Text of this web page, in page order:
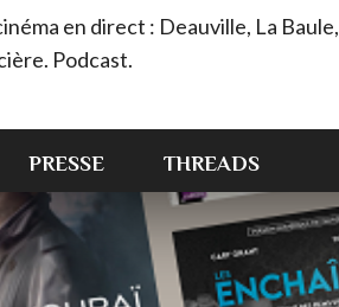
en direct : Deauville, La Baule,
Podcast.
PRESSE THREADS